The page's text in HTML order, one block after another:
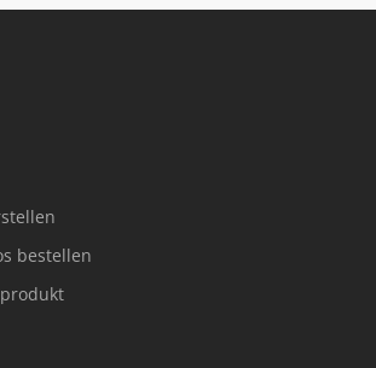
bestellen